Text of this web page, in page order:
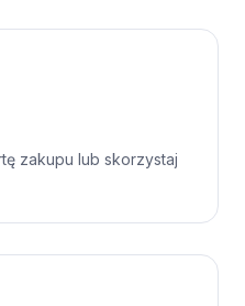
zakupu lub skorzystaj